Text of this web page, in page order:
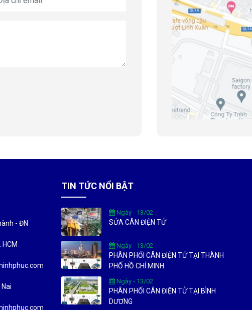
- ĐN
TIN TỨC NỔI BẬT
Ngày - 13/02
SỬA CÂN ĐIỆN TỬ
Ngày - 13/02
PHÂN PHỐI CÂN ĐIỆN TỬ TẠI THÀNH
PHỐ HỒ CHÍ MINH
Ngày - 13/02
PHÂN PHỐI CÂN ĐIỆN TỬ TẠI BÌNH
DƯƠNG